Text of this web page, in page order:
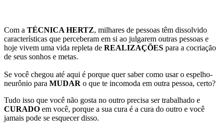
Com a TÉCNICA HERTZ, milhares de pessoas têm dissolvido
características que perceberam em si ao julgarem outras pessoas e
hoje vivem uma vida repleta de REALIZAÇÕES para a cocriação
de seus sonhos e metas.
Se você chegou até aqui é porque quer saber como usar o espelho-
neurônio para MUDAR o que te incomoda em outra pessoa, certo?
Tudo isso que você não gosta no outro precisa ser trabalhado e
CURADO em você, porque a sua cura é a cura do outro e você
jamais pode se esquecer disso.